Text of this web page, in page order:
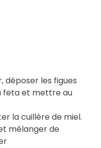
déposer les figues
feta et mettre au
la cuillère de miel.
mélanger de